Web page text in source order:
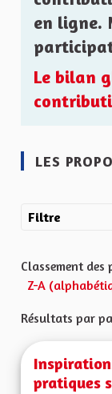
en ligne.
Le bilan
LES
Filtre
Classement
Z-A
Résultats par
pratiques